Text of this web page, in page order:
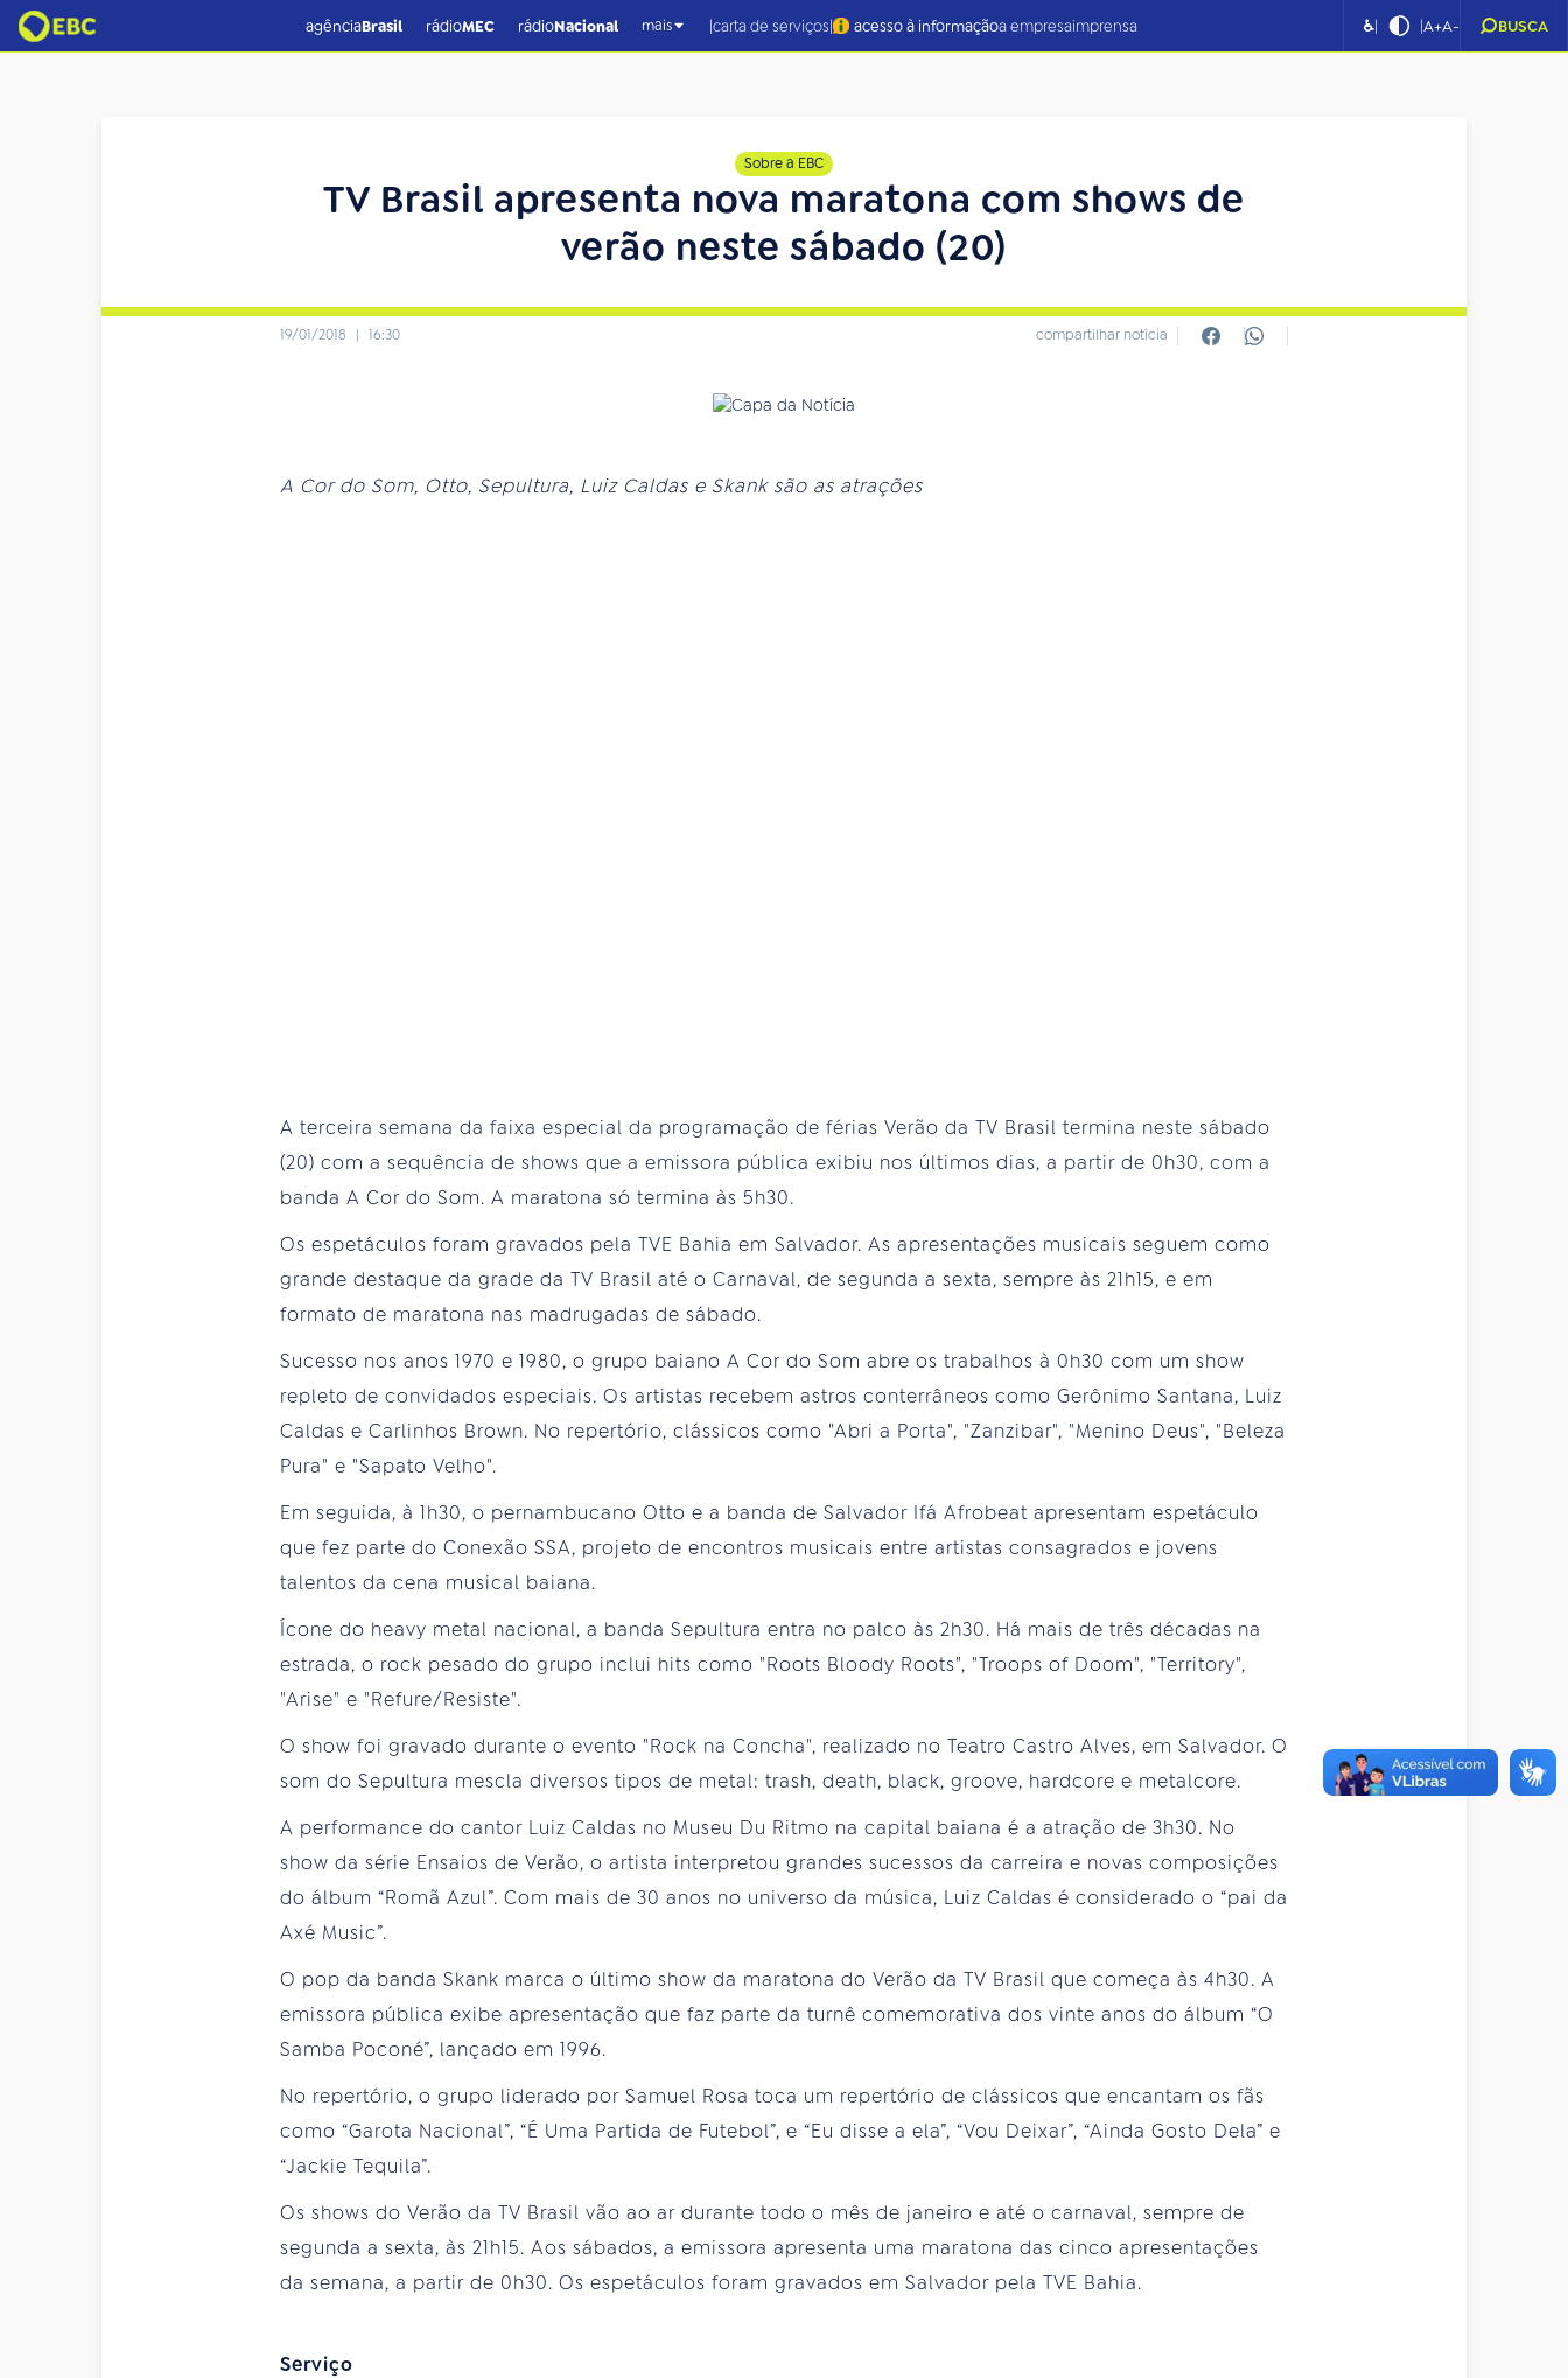
agênciaBrasil rádioMEC rádioNacional mais |carta de serviços| acesso à informaçãoa empresaimprensa ♿| |A+A- BUSCA
Sobre a EBC
TV Brasil apresenta nova maratona com shows de
verão neste sábado (20)
19/01/2018 | 16:30 compartilhar notícia
A Cor do Som, Otto, Sepultura, Luiz Caldas e Skank são as atrações
A terceira semana da faixa especial da programação de férias Verão da TV Brasil termina neste sábado
(20) com a sequência de shows que a emissora pública exibiu nos últimos dias, a partir de 0h30, com a
banda A Cor do Som. A maratona só termina às 5h30.
Os espetáculos foram gravados pela TVE Bahia em Salvador. As apresentações musicais seguem como
grande destaque da grade da TV Brasil até o Carnaval, de segunda a sexta, sempre às 21h15, e em
formato de maratona nas madrugadas de sábado.
Sucesso nos anos 1970 e 1980, o grupo baiano A Cor do Som abre os trabalhos à 0h30 com um show
repleto de convidados especiais. Os artistas recebem astros conterrâneos como Gerônimo Santana, Luiz
Caldas e Carlinhos Brown. No repertório, clássicos como "Abri a Porta", "Zanzibar", "Menino Deus", "Beleza
Pura" e "Sapato Velho".
Em seguida, à 1h30, o pernambucano Otto e a banda de Salvador Ifá Afrobeat apresentam espetáculo
que fez parte do Conexão SSA, projeto de encontros musicais entre artistas consagrados e jovens
talentos da cena musical baiana.
Ícone do heavy metal nacional, a banda Sepultura entra no palco às 2h30. Há mais de três décadas na
estrada, o rock pesado do grupo inclui hits como "Roots Bloody Roots", "Troops of Doom", "Territory",
"Arise" e "Refure/Resiste".
O show foi gravado durante o evento "Rock na Concha", realizado no Teatro Castro Alves, em Salvador. O
som do Sepultura mescla diversos tipos de metal: trash, death, black, groove, hardcore e metalcore.
A performance do cantor Luiz Caldas no Museu Du Ritmo na capital baiana é a atração de 3h30. No
show da série Ensaios de Verão, o artista interpretou grandes sucessos da carreira e novas composições
do álbum “Romã Azul”. Com mais de 30 anos no universo da música, Luiz Caldas é considerado o “pai da
Axé Music”.
O pop da banda Skank marca o último show da maratona do Verão da TV Brasil que começa às 4h30. A
emissora pública exibe apresentação que faz parte da turnê comemorativa dos vinte anos do álbum “O
Samba Poconé”, lançado em 1996.
No repertório, o grupo liderado por Samuel Rosa toca um repertório de clássicos que encantam os fãs
como “Garota Nacional”, “É Uma Partida de Futebol”, e “Eu disse a ela”, “Vou Deixar”, “Ainda Gosto Dela” e
“Jackie Tequila”.
Os shows do Verão da TV Brasil vão ao ar durante todo o mês de janeiro e até o carnaval, sempre de
segunda a sexta, às 21h15. Aos sábados, a emissora apresenta uma maratona das cinco apresentações
da semana, a partir de 0h30. Os espetáculos foram gravados em Salvador pela TVE Bahia.
Serviço